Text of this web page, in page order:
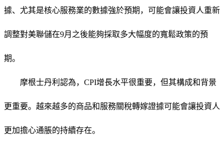
據、尤其是核心服務業的數據強於預期，可能會讓投資人重新
調整對美聯儲在9月之後能夠採取多大幅度的寬鬆政策的預
期。
摩根士丹利認為，CPI增長水平很重要，但其構成和背景
更重要。越來越多的商品和服務關稅轉嫁證據可能會讓投資人
更加擔心通脹的持續存在。